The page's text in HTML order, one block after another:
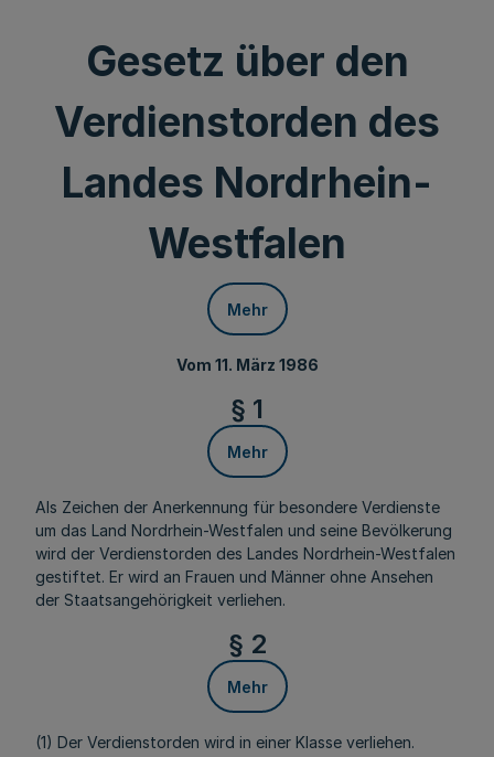
Gesetz über den
Verdienstorden des
Landes Nordrhein-
Westfalen
Mehr
Vom 11. März 1986
§ 1
Mehr
Als Zeichen der Anerkennung für besondere Verdienste
um das Land Nordrhein-Westfalen und seine Bevölkerung
wird der Verdienstorden des Landes Nordrhein-Westfalen
gestiftet. Er wird an Frauen und Männer ohne Ansehen
der Staatsangehörigkeit verliehen.
§ 2
Mehr
(1) Der Verdienstorden wird in einer Klasse verliehen.